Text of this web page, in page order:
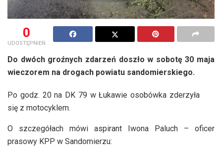
0
UDOSTĘPNIEŃ
Do dwóch groźnych zdarzeń doszło w sobotę 30 maja
wieczorem na drogach powiatu sandomierskiego.
Po godz. 20 na DK 79 w Łukawie osobówka zderzyła
się z motocyklem.
O szczegółach mówi aspirant Iwona Paluch – oficer
prasowy KPP w Sandomierzu: